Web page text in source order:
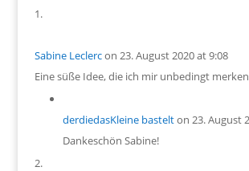
Sabine Leclercon 23. August 2020 at 9:08
Eine süße Idee, die ich mir unbedingt
derdiedasKleine bastelton 23. August
Dankeschön Sabine!